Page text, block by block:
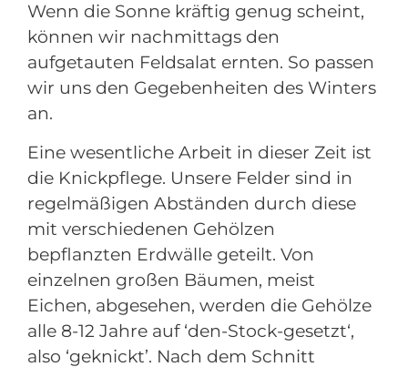
Wenn die Sonne kräftig genug scheint,
können wir nachmittags den
aufgetauten Feldsalat ernten. So passen
wir uns den Gegebenheiten des Winters
an.
Eine wesentliche Arbeit in dieser Zeit ist
die Knickpflege. Unsere Felder sind in
regelmäßigen Abständen durch diese
mit verschiedenen Gehölzen
bepflanzten Erdwälle geteilt. Von
einzelnen großen Bäumen, meist
Eichen, abgesehen, werden die Gehölze
alle 8-12 Jahre auf ‘den-Stock-gesetzt‘,
also ‘geknickt’. Nach dem Schnitt